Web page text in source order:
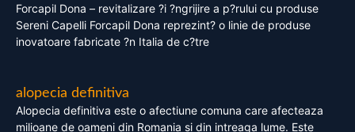
Forcapil Dona – revitalizare ?i ?ngrijire a p?rului cu produse
Sereni Capelli Forcapil Dona reprezint? o linie de produse
inovatoare fabricate ?n Italia de c?tre
alopecia definitiva
Alopecia definitiva este o afectiune comuna care afecteaza
milioane de oameni din Romania si din intreaga lume. Este